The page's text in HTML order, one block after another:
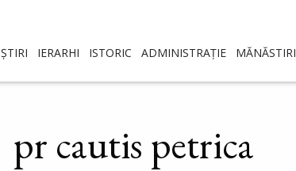
ȘTIRI IERARHI ISTORIC ADMINISTRAȚIE MĂNĂSTIRI
pr cautis petrica